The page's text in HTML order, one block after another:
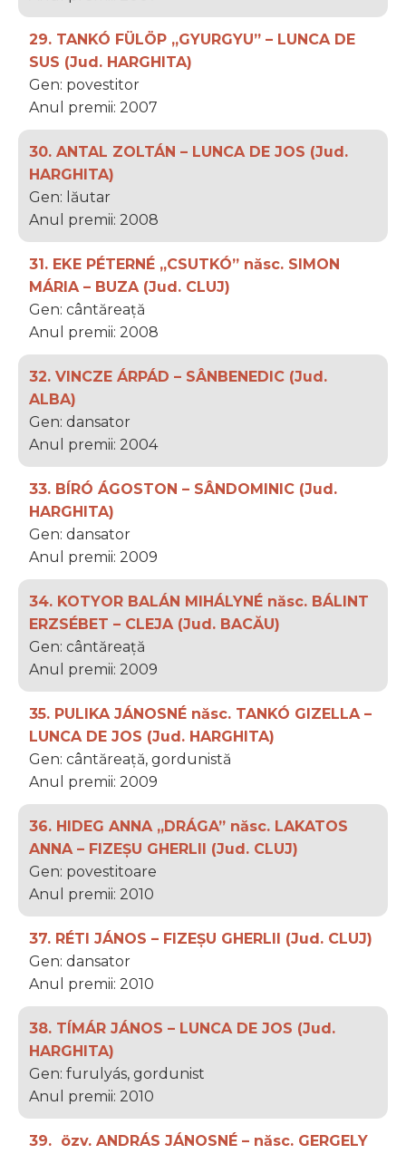
29. TANKÓ FÜLÖP „GYURGYU” – LUNCA DE
SUS (Jud. HARGHITA)
Gen: povestitor
Anul premii: 2007
30. ANTAL ZOLTÁN – LUNCA DE JOS (Jud.
HARGHITA)
Gen: lăutar
Anul premii: 2008
31. EKE PÉTERNÉ „CSUTKÓ” născ. SIMON
MÁRIA – BUZA (Jud. CLUJ)
Gen: cântăreață
Anul premii: 2008
32. VINCZE ÁRPÁD – SÂNBENEDIC (Jud.
ALBA)
Gen: dansator
Anul premii: 2004
33. BÍRÓ ÁGOSTON – SÂNDOMINIC (Jud.
HARGHITA)
Gen: dansator
Anul premii: 2009
34. KOTYOR BALÁN MIHÁLYNÉ născ. BÁLINT
ERZSÉBET – CLEJA (Jud. BACĂU)
Gen: cântăreață
Anul premii: 2009
35. PULIKA JÁNOSNÉ născ. TANKÓ GIZELLA –
LUNCA DE JOS (Jud. HARGHITA)
Gen: cântăreață, gordunistă
Anul premii: 2009
36. HIDEG ANNA „DRÁGA” născ. LAKATOS
ANNA – FIZEȘU GHERLII (Jud. CLUJ)
Gen: povestitoare
Anul premii: 2010
37. RÉTI JÁNOS – FIZEȘU GHERLII (Jud. CLUJ)
Gen: dansator
Anul premii: 2010
38. TÍMÁR JÁNOS – LUNCA DE JOS (Jud.
HARGHITA)
Gen: furulyás, gordunist
Anul premii: 2010
39. özv. ANDRÁS JÁNOSNÉ – născ. GERGELY